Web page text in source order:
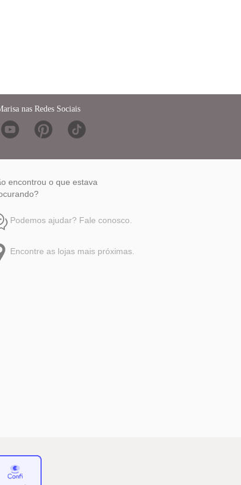
nas Redes Sociais
encontrou o que estava
Podemos ajudar? Fale conosco.
Encontre as lojas mais próximas.